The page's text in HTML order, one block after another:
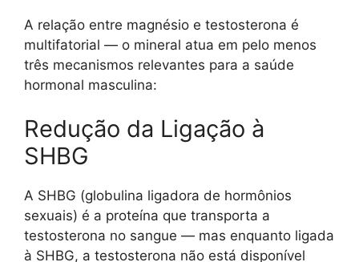
A relação entre magnésio e testosterona é
multifatorial — o mineral atua em pelo menos
três mecanismos relevantes para a saúde
hormonal masculina:
Redução da Ligação à
SHBG
A SHBG (globulina ligadora de hormônios
sexuais) é a proteína que transporta a
testosterona no sangue — mas enquanto ligada
à SHBG, a testosterona não está disponível